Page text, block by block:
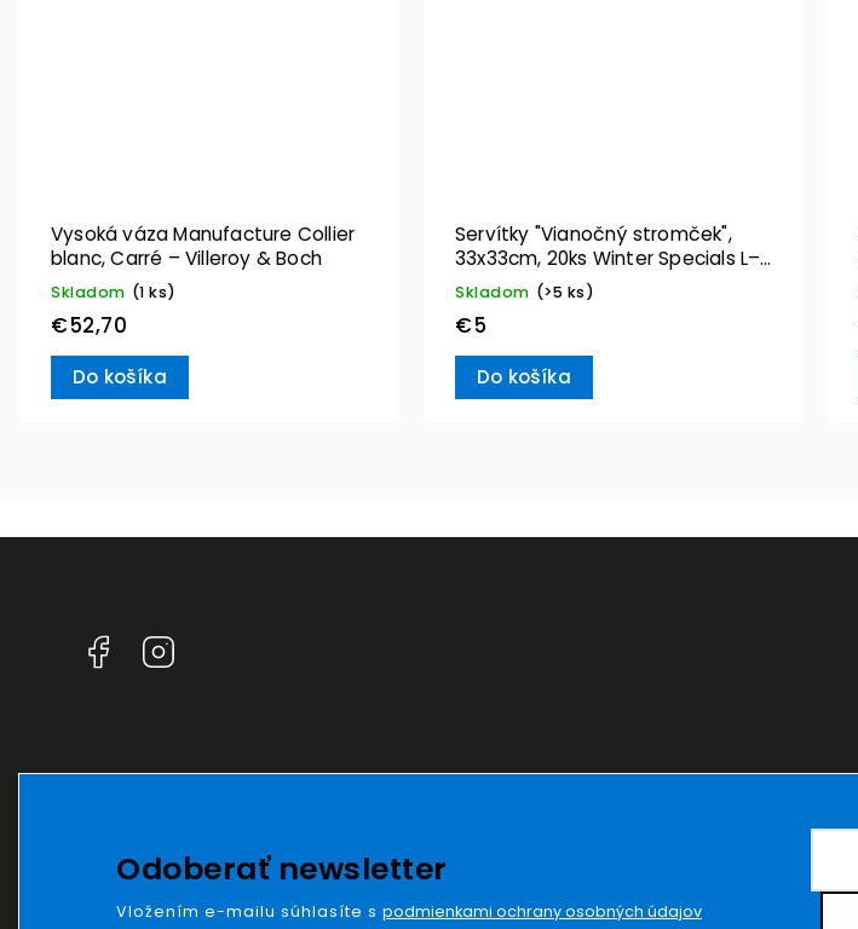
Vysoká váza Manufacture Collier
blanc, Carré – Villeroy & Boch
Skladom (1 ks)
€52,70
Do košíka
Servítky "Vianočný stromček",
33x33cm, 20ks Winter Specials L–
Villeroy & Boch
Skladom (>5 ks)
€5
Do košíka
Facebook
Odoberať newsletter
Vložením e-mailu súhlasíte s podmienkami ochrany osobných údajov